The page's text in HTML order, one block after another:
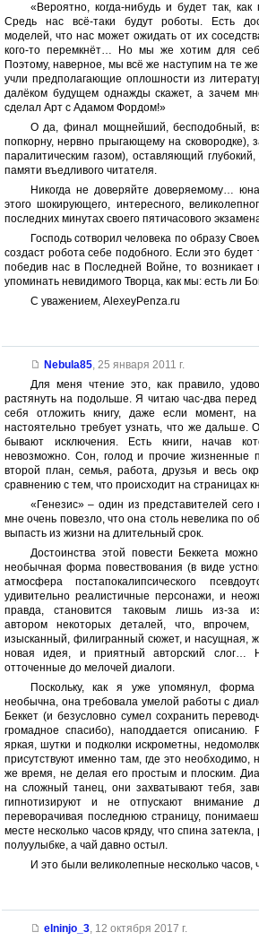
«Вероятно, когда-нибудь и будет так,
Средь нас всё-таки будут роботы. Есть
моделей, что нас может ожидать от их
кого-то перемкнёт… Но мы же хотим для
Поэтому, наверное, мы всё же наступим на те
учли предполагающие оплошности из
далёком будущем однажды скажет, а зачем
сделал Арт с Адамом Фордом!»
О да, финал мощнейший, бесподобный,
попкорну, нервно прыгающему на сковородке),
паралитическим газом), оставляющий
памяти въедливого читателя.
Никогда не доверяйте доверяемому…
этого шокирующего, интересного,
последних минутах своего пятичасового
Господь сотворил человека по образу
создаст робота себе подобного. Если это будет
победив нас в Последней Войне, то
упоминать невидимого Творца, как мы: есть ли
С уважением, AlexeyPenza.ru
Nebula85, 25 января 2011 г.
Для меня чтение это, как правило,
растянуть на подольше. Я читаю час-два
себя отложить книгу, даже если момент,
настоятельно требует узнать, что же дальше.
бывают исключения. Есть книги, начав
невозможно. Сон, голод и прочие жизненные
второй план, семья, работа, друзья и весь
сравнению с тем, что происходит на страницах
«Генезис» – один из представителей сего
мне очень повезло, что она столь невелика по
выпасть из жизни на длительный срок.
Достоинства этой повести Беккета
необычная форма повествования (в виде
атмосфера постапокалипсического
удивительно реалистичные персонажи, и
правда, становится таковым лишь из-за
автором некоторых деталей, что,
изысканный, филигранный сюжет, и насущная,
новая идея, и приятный авторский слог…
отточенные до мелочей диалоги.
Поскольку, как я уже упомянул, форма
необычна, она требовала умелой работы с
Беккет (и безусловно сумел сохранить
громадное спасибо), наподдается описанию.
яркая, шутки и подколки искрометны,
присутствуют именно там, где это необходимо,
же время, не делая его простым и плоским.
на сложный танец, они захватывают тебя,
гипнотизируют и не отпускают внимание
переворачивая последнюю страницу,
месте несколько часов кряду, что спина
полуулыбке, а чай давно остыл.
И это были великолепные несколько часов,
elninjo_3, 12 октября 2017 г.